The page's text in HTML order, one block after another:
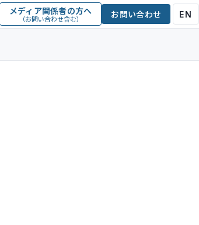
メディア関係者の方へ
（お問い合わせ含む） お問い合わせ EN